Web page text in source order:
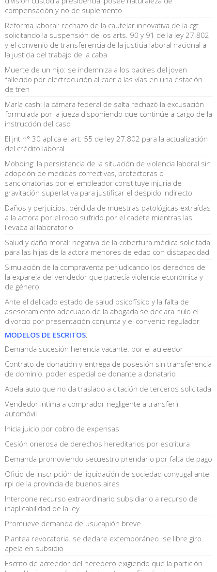
compensación y no de suplemento
Reforma laboral: rechazo de la cautelar innovativa de la cgt
solicitando la suspensión de los arts. 90 y 91 de la ley 27.802
y el convenio de transferencia de la justicia laboral nacional a
la justicia del trabajo de la caba
Muerte de un hijo: se indemniza a los padres del joven
fallecido por electrocución al caer a las vías en una estación
de tren
María cash: la cámara federal de salta rechazó la excusación
formulada por la jueza disponiendo que continúe a cargo de la
instrucción del caso
El jnt n° 30 aplica el art. 55 de ley 27.802 para la actualización
del crédito laboral
Mobbing: la persistencia de la situación de violencia laboral sin
adopción de medidas correctivas, protectoras o
sancionatorias por el empleador constituye injuria de
gravitación superlativa para justificar el despido indirecto
Daños y perjuicios: pérdida de muestras patológicas extraídas
a la actora por el robo sufrido por el cadete mientras las
llevaba al laboratorio
Salud y daño moral: negativa de la cobertura médica solicitada
para las hijas de la actora menores de edad con discapacidad
Simulación de la compraventa perjudicando los derechos de
la expareja del vendedor que padecía violencia económica y
de género
Ante el delicado estado de salud psicofísico y la falta de
asesoramiento adecuado de la abogada se declara nulo el
divorcio por presentación conjunta y el convenio regulador
MODELOS DE ESCRITOS:
Demanda sucesión herencia vacante. por el acreedor
Contrato de donación y entrega de posesión sin transferencia
de dominio. poder especial de donante a donatario
Apela auto que no da traslado a citación de terceros solicitada
Vendedor intima a comprador negligente a transferir
automóvil
Inicia juicio por cobro de expensas
Cesión onerosa de derechos hereditarios por escritura
Demanda promoviendo secuestro prendario por falta de pago
Oficio de inscripción de liquidación de sociedad conyugal ante
rpi de la provincia de buenos aires
Interpone recurso extraordinario subsidiario a recurso de
inaplicabilidad de la ley
Promueve demanda de usucapión breve
Plantea revocatoria. se declare extemporáneo. se libre giro.
apela en subsidio
Escrito de acreedor del heredero exigiendo que la partición